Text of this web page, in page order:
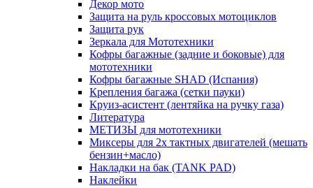
Декор мото
Защита на руль кроссовых мотоциклов
Защита рук
Зеркала для Мототехники
Кофры багажные (задние и боковые) для
мототехники
Кофры багажные SHAD (Испания)
Крепления багажа (сетки пауки)
Круиз-асистент (лентяйка на ручку газа)
Литература
МЕТИЗЫ для мототехники
Миксеры для 2х тактных двигателей (мешать
бензин+масло)
Накладки на бак (TANK PAD)
Наклейки